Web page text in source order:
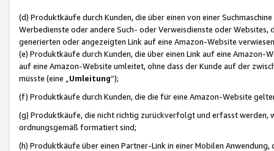
(d) Produktkäufe durch Kunden, die über einen von einer
Werbedienste oder andere Such- oder Verweisdienste oder Websites,
generierten oder angezeigten Link auf eine Amazon-Website
(e) Produktkäufe durch Kunden, die über einen Link auf eine
auf eine Amazon-Website umleitet, ohne dass der Kunde auf der
müsste (eine „ Umleitung“);
(f) Produktkäufe durch Kunden, die die für eine Amazon-Website
(g) Produktkäufe, die nicht richtig zurückverfolgt und erfasst werden,
ordnungsgemäß formatiert sind;
(h) Produktkäufe über einen Partner-Link in einer Mobilen